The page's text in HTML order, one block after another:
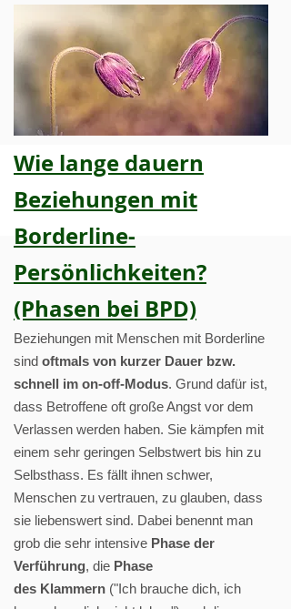
Wie lange dauern
Beziehungen mit
Borderline-
Persönlichkeiten?
(Phasen bei BPD)
Beziehungen mit Menschen mit Borderline
sind oftmals von kurzer Dauer bzw.
schnell im on-off-Modus. Grund dafür ist,
dass Betroffene oft große Angst vor dem
Verlassen werden haben. Sie kämpfen mit
einem sehr geringen Selbstwert bis hin zu
Selbsthass. Es fällt ihnen schwer,
Menschen zu vertrauen, zu glauben, dass
sie liebenswert sind. Dabei benennt man
grob die sehr intensive Phase der
Verführung, die Phase
des Klammern ("Ich brauche dich, ich